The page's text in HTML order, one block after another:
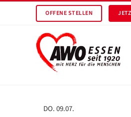
OFFENE STELLEN
DO. 09.07.